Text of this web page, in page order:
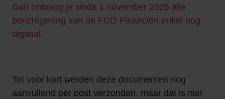
Dan ontvang je sinds 1 november 2025 alle
berichtgeving van de FOD Financiën enkel nog
digitaal.
Tot voor kort werden deze documenten nog
aanvullend per post verzonden, maar dat is niet